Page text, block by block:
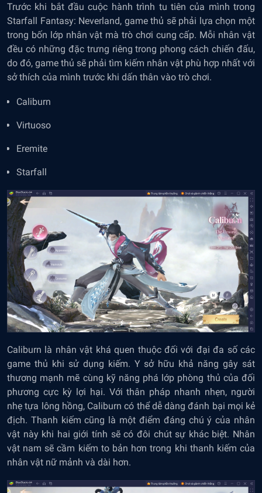
Trước khi bắt đầu cuộc hành trình tu tiên của mình trong
Starfall Fantasy: Neverland, game thủ sẽ phải lựa chọn một
trong bốn lớp nhân vật mà trò chơi cung cấp. Mỗi nhân vật
đều có những đặc trưng riêng trong phong cách chiến đấu,
do đó, game thủ sẽ phải tìm kiếm nhân vật phù hợp nhất với
sở thích của mình trước khi dấn thân vào trò chơi.
Caliburn
Virtuoso
Eremite
Starfall
Caliburn là nhân vật khá quen thuộc đối với đại đa số các
game thủ khi sử dụng kiếm. Y sở hữu khả năng gây sát
thương mạnh mẽ cùng kỹ năng phá lớp phòng thủ của đối
phương cực kỳ lợi hại. Với thân pháp nhanh nhẹn, người
nhẹ tựa lông hồng, Caliburn có thể dễ dàng đánh bại mọi kẻ
địch. Thanh kiếm cũng là một điểm đáng chú ý của nhân
vật này khi hai giới tính sẽ có đôi chút sự khác biệt. Nhân
vật nam sẽ cầm kiếm to bản hơn trong khi thanh kiếm của
nhân vật nữ mảnh và dài hơn.